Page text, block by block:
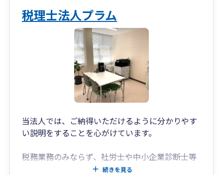
また、資産税に特化した税理士による相続対策及
び事業承継対策を実施し、法人・個人に対するト
ータルコンサルティングを行っています。その他
にも医療機関（医療法人、特定医療法人、社会医
療法人、社会福祉法人、開業医、調剤薬局等）へ
の関与実績も豊富であり、開業指導・医療法人設
立・診療報酬分析・医療機関の事業承継対策等の
ています。
税理士法人プラム
当法人では、ご納得いただけるように分かりやす
い説明をすることを心がけています。
税務業務のみならず、社労士や中小企業診断士等
の専門家と提携して、補助金や助成金の活用もご
続きを見る